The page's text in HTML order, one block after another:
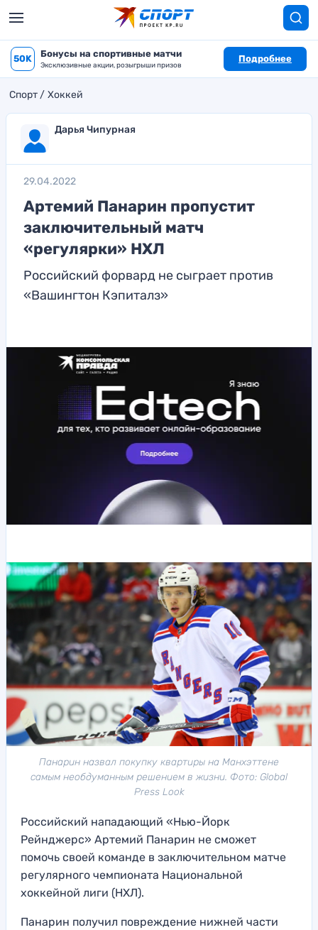
50K Бонусы на спортивные матчи
Эксклюзивные акции, розыгрыши призов
Подробнее
Спорт Хоккей
Дарья Чипурная
29.04.2022
Артемий Панарин пропустит
заключительный матч
«регулярки» НХЛ
Российский форвард не сыграет против
«Вашингтон Кэпиталз»
Панарин назвал покупку квартиры на Манхэттене
самым необдуманным решением в жизни. Фото: Global
Press Look
Российский нападающий «Нью-Йорк
Рейнджерс» Артемий Панарин не сможет
помочь своей команде в заключительном матче
регулярного чемпионата Национальной
хоккейной лиги (НХЛ).
Панарин получил повреждение нижней части